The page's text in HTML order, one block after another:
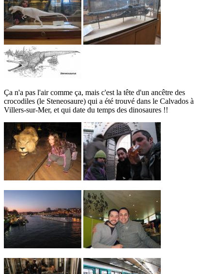
Ça n'a pas l'air comme ça, mais c'est la tête d'un ancêtre des
crocodiles (le Steneosaure) qui a été trouvé dans le Calvados à
Villers-sur-Mer, et qui date du temps des dinosaures !!